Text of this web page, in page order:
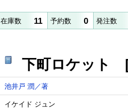
在庫数 11 予約数 0 発注数
下町ロケ
池井戸 潤／著
イケイド ジュン